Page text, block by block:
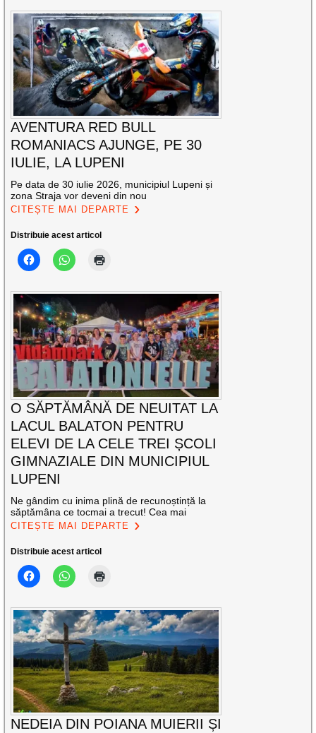
AVENTURA RED BULL
ROMANIACS AJUNGE, PE 30
IULIE, LA LUPENI
Pe data de 30 iulie 2026, municipiul Lupeni și
zona Straja vor deveni din nou
CITEȘTE MAI DEPARTE
Distribuie acest articol
O SĂPTĂMÂNĂ DE NEUITAT LA
LACUL BALATON PENTRU
ELEVI DE LA CELE TREI ȘCOLI
GIMNAZIALE DIN MUNICIPIUL
LUPENI
Ne gândim cu inima plină de recunoștință la
săptămâna ce tocmai a trecut! Cea mai
CITEȘTE MAI DEPARTE
Distribuie acest articol
NEDEIA DIN POIANA MUIERII ȘI